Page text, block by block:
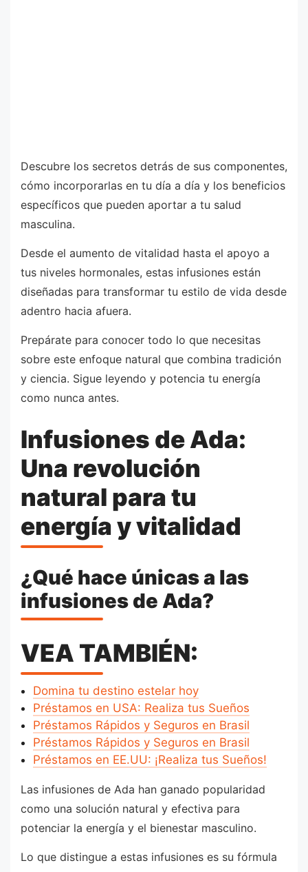
Descubre los secretos detrás de sus componentes,
cómo incorporarlas en tu día a día y los beneficios
específicos que pueden aportar a tu salud
masculina.
Desde el aumento de vitalidad hasta el apoyo a
tus niveles hormonales, estas infusiones están
diseñadas para transformar tu estilo de vida desde
adentro hacia afuera.
Prepárate para conocer todo lo que necesitas
sobre este enfoque natural que combina tradición
y ciencia. Sigue leyendo y potencia tu energía
como nunca antes.
Infusiones de Ada:
Una revolución
natural para tu
energía y vitalidad
¿Qué hace únicas a las
infusiones de Ada?
VEA TAMBIÉN:
Domina tu destino estelar hoy
Préstamos en USA: Realiza tus Sueños
Préstamos Rápidos y Seguros en Brasil
Préstamos Rápidos y Seguros en Brasil
Préstamos en EE.UU: ¡Realiza tus Sueños!
Las infusiones de Ada han ganado popularidad
como una solución natural y efectiva para
potenciar la energía y el bienestar masculino.
Lo que distingue a estas infusiones es su fórmula